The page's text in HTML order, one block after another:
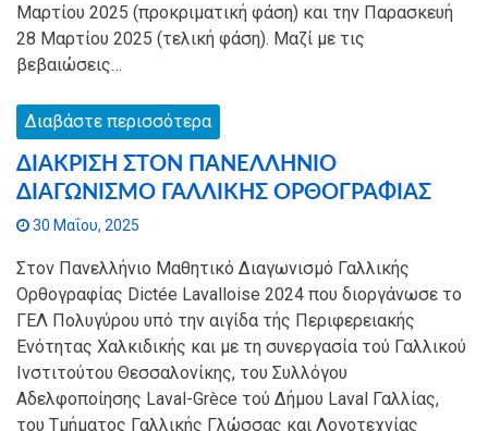
Μαρτίου 2025 (προκριματική φάση) και την Παρασκευή
28 Μαρτίου 2025 (τελική φάση). Μαζί με τις
βεβαιώσεις…
Διαβάστε περισσότερα
ΔΙΑΚΡΙΣΗ ΣΤΟΝ ΠΑΝΕΛΛΗΝΙΟ
ΔΙΑΓΩΝΙΣΜΟ ΓΑΛΛΙΚΗΣ ΟΡΘΟΓΡΑΦΙΑΣ
30 Μαΐου, 2025
Στον Πανελλήνιο Μαθητικό Διαγωνισμό Γαλλικής
Ορθογραφίας Dictée Lavalloise 2024 που διοργάνωσε το
ΓΕΛ Πολυγύρου υπό την αιγίδα τής Περιφερειακής
Ενότητας Χαλκιδικής και με τη συνεργασία τού Γαλλικού
Ινστιτούτου Θεσσαλονίκης, του Συλλόγου
Αδελφοποίησης Laval-Grèce τού Δήμου Laval Γαλλίας,
του Τμήματος Γαλλικής Γλώσσας και Λογοτεχνίας